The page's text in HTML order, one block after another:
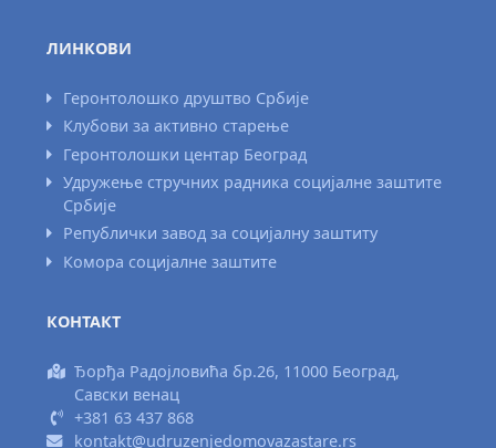
ЛИНКОВИ
Геронтолошко друштво Србије
Клубови за активно старење
Геронтолошки центар Београд
Удружење стручних радника социјалне заштите
Србије
Републички завод за социјалну заштиту
Комора социјалне заштите
КОНТАКТ
Ђорђа Радојловића бр.26, 11000 Београд,
Савски венац
+381 63 437 868
kontakt@udruzenjedomovazastare.rs